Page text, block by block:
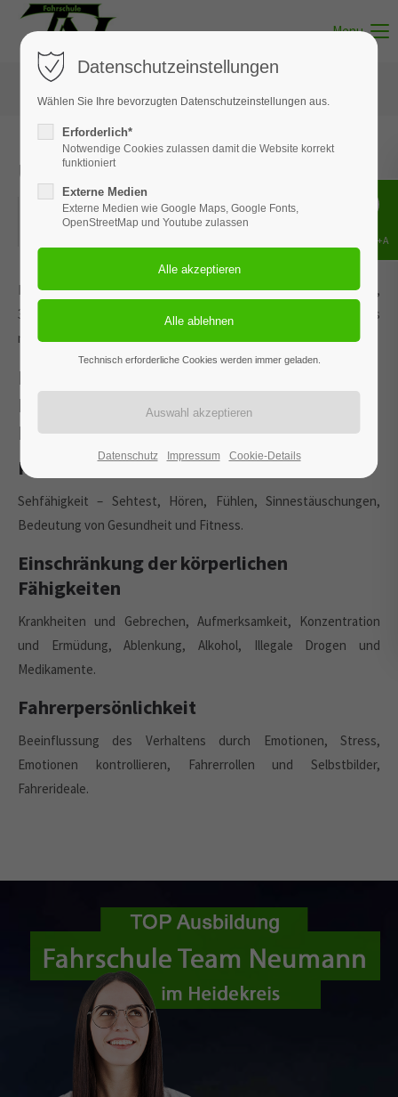
Menu
Unterricht - Thema 02
04.08.2025
Dieses Ereignis wird an den Terminen 26.01.2026, 25.02.2026,
31.03.2026, 05.05.2026 und 2 weiteren Terminen wiederholt. Das
nächste Ereignis findet statt am03.05.2022. bis zum 13.07.2026.
Persönliche Voraussetzungen /
Risikofaktor Mensch, Körperliche
Fähigkeiten
Körperliche Fähigkeiten
Sehfähigkeit – Sehtest, Hören, Fühlen, Sinnestäuschungen,
Bedeutung von Gesundheit und Fitness.
Einschränkung der körperlichen
Fähigkeiten
Krankheiten und Gebrechen, Aufmerksamkeit, Konzentration
und Ermüdung, Ablenkung, Alkohol, Illegale Drogen und
Medikamente.
Fahrerpersönlichkeit
Beeinflussung des Verhaltens durch Emotionen, Stress,
Emotionen kontrollieren, Fahrerrollen und Selbstbilder,
Fahrerideale.
Datenschutzeinstellungen
Wählen Sie Ihre bevorzugten Datenschutzeinstellungen aus.
Erforderlich*
Notwendige Cookies zulassen damit die Website korrekt
funktioniert
Externe Medien
Externe Medien wie Google Maps, Google Fonts,
OpenStreetMap und Youtube zulassen
Technisch erforderliche Cookies werden immer geladen.
Datenschutz Impressum Cookie-Details
Shift+Alt+A